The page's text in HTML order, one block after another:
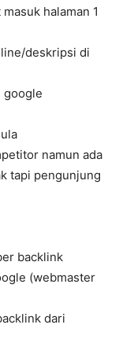
halaman 1
deskripsi di
google
namun ada
tapi pengunjung
backlink
(webmaster
dari